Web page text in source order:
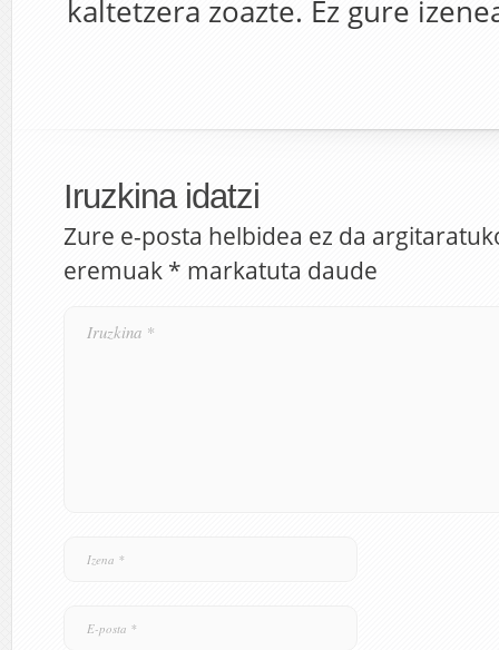
kaltetzera zoazte. Ez gure
Iruzkina idatzi
Zure e-posta helbidea ez da
eremuak * markatuta daude